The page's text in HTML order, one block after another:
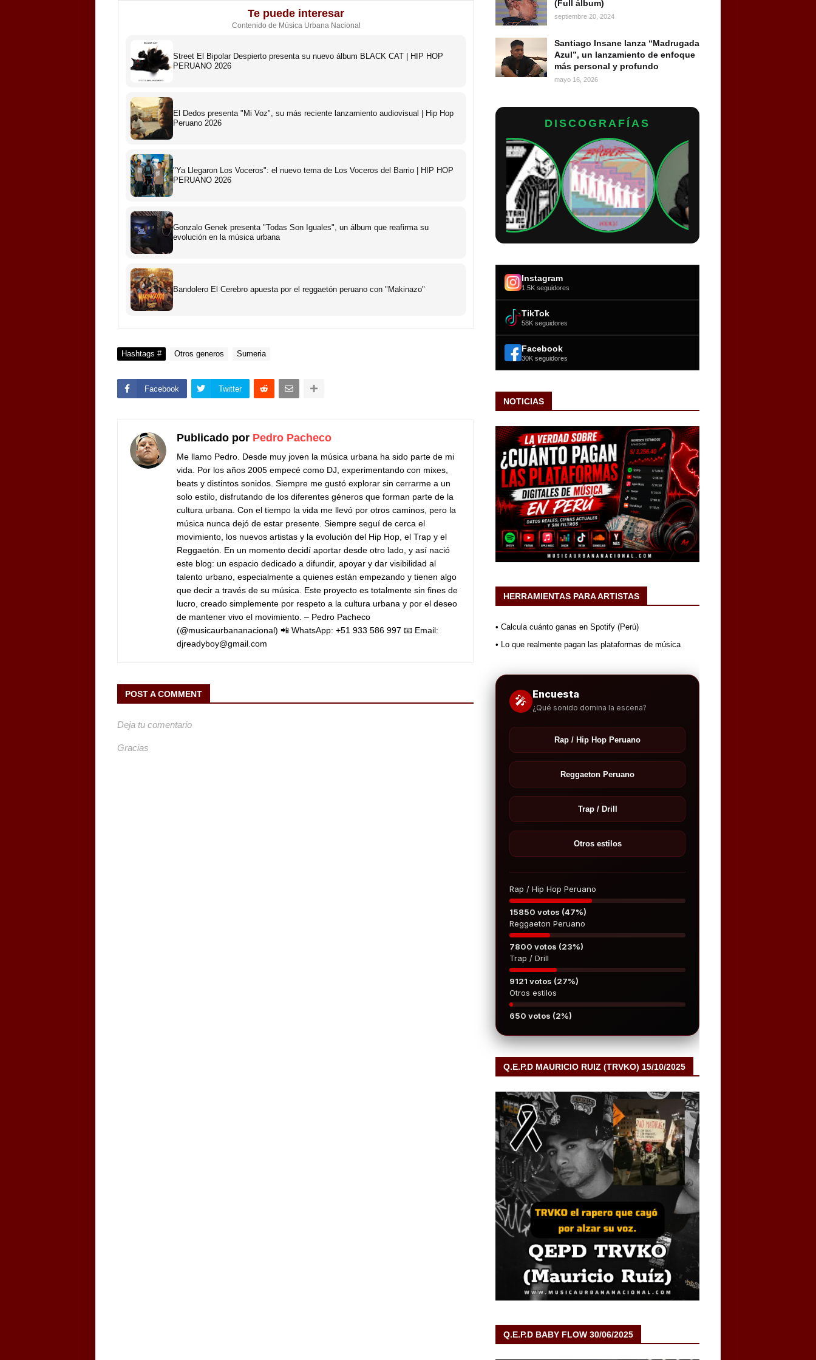
Te puede interesar
Contenido de Música Urbana Nacional
Street El Bipolar Despierto presenta su nuevo álbum BLACK CAT | HIP HOP
PERUANO 2026
El Dedos presenta "Mi Voz", su más reciente lanzamiento audiovisual | Hip Hop
Peruano 2026
"Ya Llegaron Los Voceros": el nuevo tema de Los Voceros del Barrio | HIP HOP
PERUANO 2026
Gonzalo Genek presenta "Todas Son Iguales", un álbum que reafirma su
evolución en la música urbana
Bandolero El Cerebro apuesta por el reggaetón peruano con "Makinazo"
Hashtags # Otros generos Sumeria
Facebook Twitter
Publicado por Pedro Pacheco
Me llamo Pedro. Desde muy joven la música urbana ha sido parte de mi
vida. Por los años 2005 empecé como DJ, experimentando con mixes,
beats y distintos sonidos. Siempre me gustó explorar sin cerrarme a un
solo estilo, disfrutando de los diferentes géneros que forman parte de la
cultura urbana. Con el tiempo la vida me llevó por otros caminos, pero la
música nunca dejó de estar presente. Siempre seguí de cerca el
movimiento, los nuevos artistas y la evolución del Hip Hop, el Trap y el
Reggaetón.
En un momento decidí aportar desde otro lado, y así nació
este blog: un espacio dedicado a difundir, apoyar y dar visibilidad al
talento urbano, especialmente a quienes están empezando y tienen algo
que decir a través de su música.
Este proyecto es totalmente sin fines de
lucro, creado simplemente por respeto a la cultura urbana y por el deseo
de mantener vivo el movimiento. – Pedro Pacheco
(@musicaurbananacional) 📲 WhatsApp: +51 933 586 997 📧 Email:
djreadyboy@gmail.com
POST A COMMENT
Deja tu comentario
Gracias
(Full álbum)
septiembre 20, 2024
Santiago Insane lanza “Madrugada
Azul”, un lanzamiento de enfoque
más personal y profundo
mayo 16, 2026
DISCOGRAFÍAS
Instagram
1.5K seguidores
TikTok
58K seguidores
Facebook
30K seguidores
NOTICIAS
HERRAMIENTAS PARA ARTISTAS
• Calcula cuánto ganas en Spotify (Perú)
• Lo que realmente pagan las plataformas de música
🎤 Encuesta
¿Qué sonido domina la escena?
Rap / Hip Hop Peruano
Reggaeton Peruano
Trap / Drill
Otros estilos
Rap / Hip Hop Peruano
15850 votos (47%)
Reggaeton Peruano
7800 votos (23%)
Trap / Drill
9121 votos (27%)
Otros estilos
650 votos (2%)
Q.E.P.D MAURICIO RUIZ (TRVKO) 15/10/2025
Q.E.P.D BABY FLOW 30/06/2025